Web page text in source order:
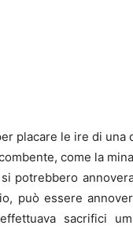
placare le ire di una
come la
potrebbero
può essere
sacrifici